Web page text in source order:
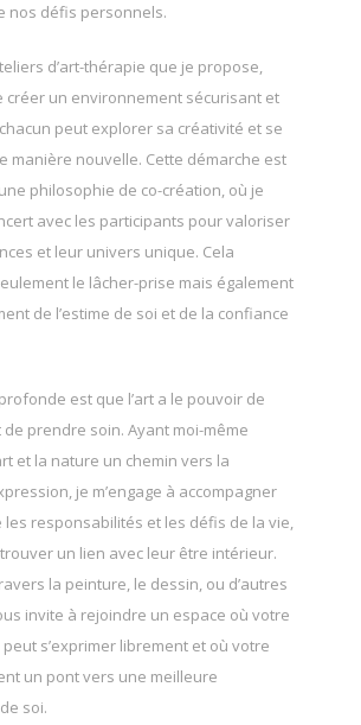
nos défis personnels.
d’art-thérapie que je propose,
créer un environnement sécurisant et
peut explorer sa créativité et se
manière nouvelle. Cette démarche est
philosophie de co-création, où je
avec les participants pour valoriser
et leur univers unique. Cela
le lâcher-prise mais également
de l’estime de soi et de la confiance
est que l’art a le pouvoir de
prendre soin. Ayant moi-même
et la nature un chemin vers la
je m’engage à accompagner
les responsabilités et les défis de la vie,
un lien avec leur être intérieur.
la peinture, le dessin, ou d’autres
invite à rejoindre un espace où votre
s’exprimer librement et où votre
un pont vers une meilleure
soi.